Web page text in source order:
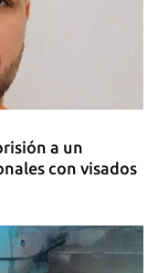
expulsado de
del ICE
a un
con visados